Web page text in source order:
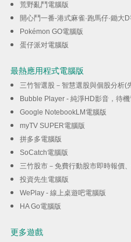
荒野亂鬥電腦版
開心鬥一番-港式麻雀·跑馬仔·鋤大
Pokémon GO電腦版
蛋仔派对電腦版
最熱應用程式電腦版
三竹智選股－智慧選股與個股分析(
Bubble Player - 純淨HD影音，待
Google NotebookLM電腦版
myTV SUPER電腦版
拼多多電腦版
SoCatch電腦版
三竹股市－免費行動股市即時報價
投資先生電腦版
WePlay - 線上桌遊吧電腦版
HA Go電腦版
更多遊戲